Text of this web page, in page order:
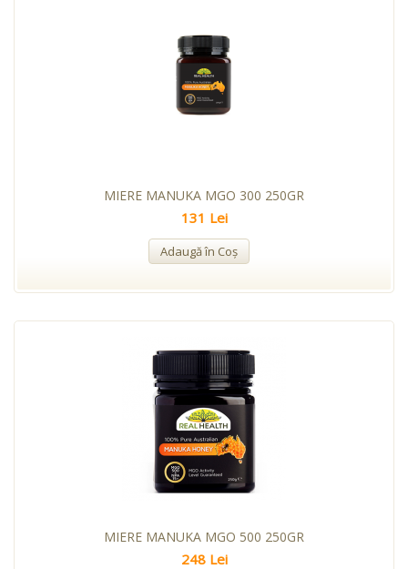
MIERE MANUKA MGO 300 250GR
131 Lei
Adaugă în Coş
MIERE MANUKA MGO 500 250GR
248 Lei